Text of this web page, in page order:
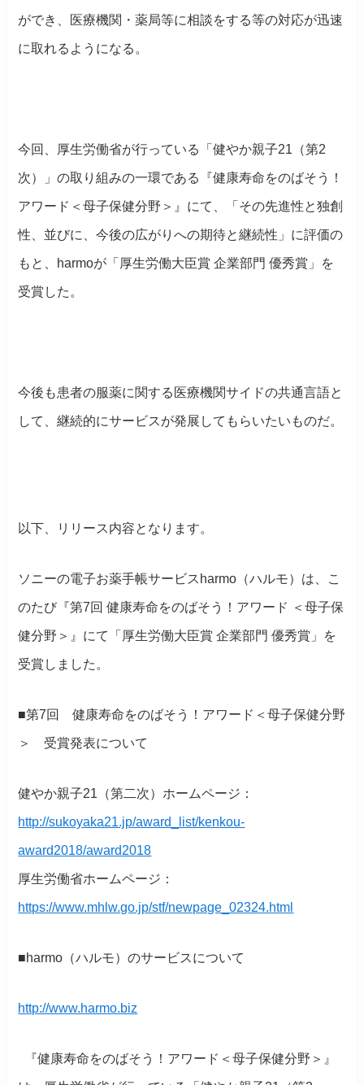
ができ、医療機関・薬局等に相談をする等の対応が迅速
に取れるようになる。
今回、厚生労働省が行っている「健やか親子21（第2
次）」の取り組みの一環である『健康寿命をのばそう！
アワード＜母子保健分野＞』にて、「その先進性と独創
性、並びに、今後の広がりへの期待と継続性」に評価の
もと、harmoが「厚生労働大臣賞 企業部門 優秀賞」を
受賞した。
今後も患者の服薬に関する医療機関サイドの共通言語と
して、継続的にサービスが発展してもらいたいものだ。
以下、リリース内容となります。
ソニーの電子お薬手帳サービスharmo（ハルモ）は、こ
のたび『第7回 健康寿命をのばそう！アワード ＜母子保
健分野＞』にて「厚生労働大臣賞 企業部門 優秀賞」を
受賞しました。
■第7回 健康寿命をのばそう！アワード＜母子保健分野
＞ 受賞発表について
健やか親子21（第二次）ホームページ：
http://sukoyaka21.jp/award_list/kenkou-
award2018/award2018
厚生労働省ホームページ：
https://www.mhlw.go.jp/stf/newpage_02324.html
■harmo（ハルモ）のサービスについて
http://www.harmo.biz
『健康寿命をのばそう！アワード＜母子保健分野＞』